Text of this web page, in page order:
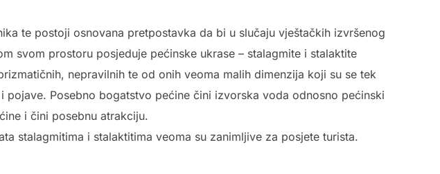
te postoji osnovana pretpostavka da bi u slučaju vještačkih izvršenog
svom prostoru posjeduje pećinske ukrase – stalagmite i stalaktite
nepravilnih te od onih veoma malih dimenzija koji su se tek
Posebno bogatstvo pećine čini izvorska voda odnosno pećinski
i čini posebnu atrakciju.
stalagmitima i stalaktitima veoma su zanimljive za posjete turista.